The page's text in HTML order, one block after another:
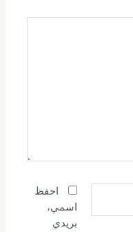
احفظ
اسمي،
بريدي